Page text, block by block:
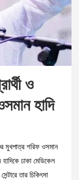
ও
হাদি
মুখপাত্র শরিফ ওসমান
ঢাকা মেডিকেল
তার চিকিৎসা